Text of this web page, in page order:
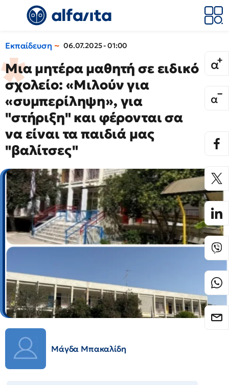
Εκπαίδευση 06.07.2025 - 01:00
Μια μητέρα μαθητή σε ειδικό
σχολείο: «Μιλούν για
«συμπερίληψη», για
"στήριξη" και φέρονται σα
να είναι τα παιδιά μας
"βαλίτσες"
Μάγδα Μπακαλίδη